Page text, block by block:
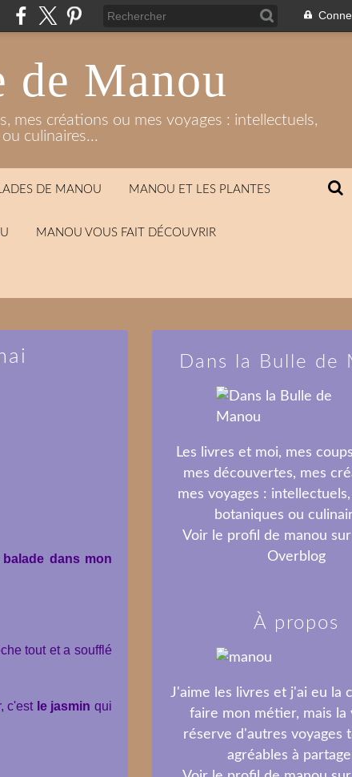
de Manou
mes créations ou mes voyages : intellectuels,
culinaires...
DE MANOU MANOU ET LES PLANTES
MANOU VOUS FAIT DÉCOUVRIR
dans mon
tout et a soufflé
c'est le jasmin qui
Dans la Bulle de
Les livres et moi, mes
mes découvertes, mes
mes voyages :
botaniques ou
Voir le profil de manou
Overblog
À propos
J'aime les livres et j'ai eu la
faire mon métier, mais la
réserve d'autres voyages
agréables à